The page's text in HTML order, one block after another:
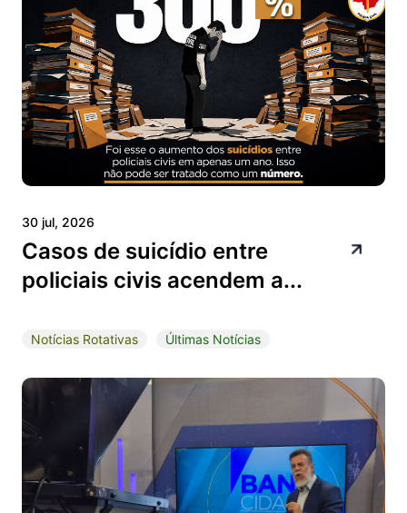
30 jul, 2026
Casos de suicídio entre
policiais civis acendem a...
Notícias Rotativas Últimas Notícias